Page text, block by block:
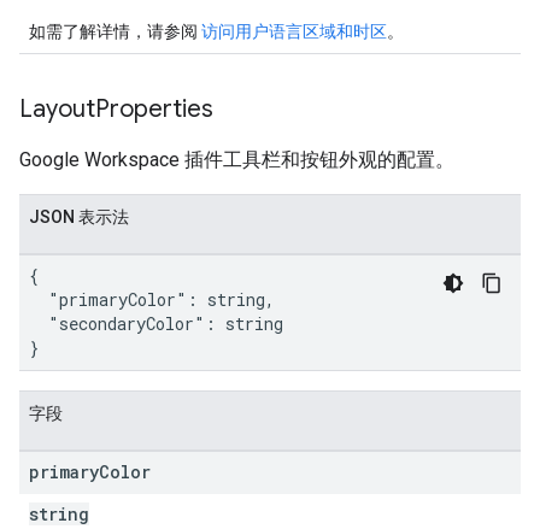
如需了解详情，请参阅 访问用户语言区域和时区。
LayoutProperties
Google Workspace 插件工具栏和按钮外观的配置。
JSON 表示法
{
  "primaryColor": string,
  "secondaryColor": string
}
字段
primaryColor
string